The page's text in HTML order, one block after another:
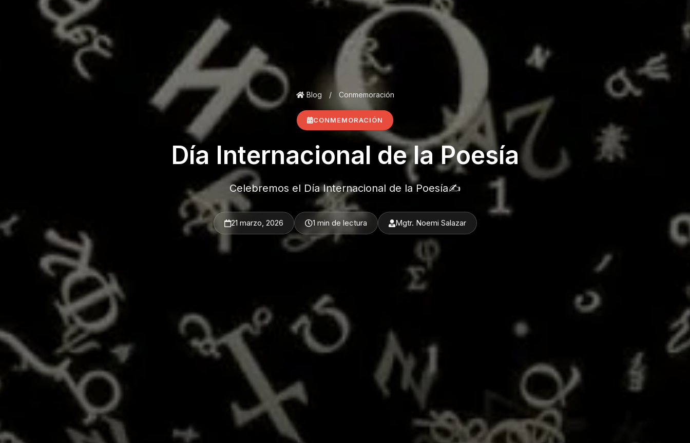
Blog / Conmemoración
CONMEMORACIÓN
Día Internacional de la Poesía
Celebremos el Día Internacional de la Poesía✍️
21 marzo, 2026 1 min de lectura Mgtr. Noemi Salazar